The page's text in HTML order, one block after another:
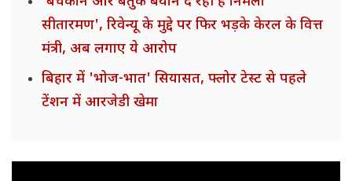
सीतारमण', रिवेन्यू के मुद्दे पर फिर भड़के केरल के वित्त
मंत्री, अब लगाए ये आरोप
बिहार में 'भोज-भात' सियासत, फ्लोर टेस्ट से पहले
टेंशन में आरजेडी खेमा